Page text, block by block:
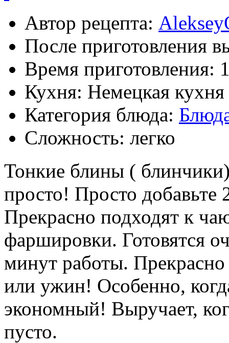
Автор рецепта:
После приготовления
Время приготовления:
Кухня: Немецкая кухня
Категория блюда:
Сложность: легко
Тонкие блины (
просто! Просто добавьте
Прекрасно подходят к
фаршировки. Готовятся
минут работы. Прекрасно
или ужин! Особенно,
экономный! Выручает,
пусто.